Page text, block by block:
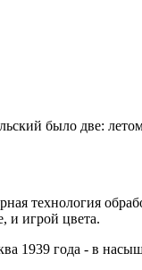
было две:
технология
и игрой цвета.
1939 года - в